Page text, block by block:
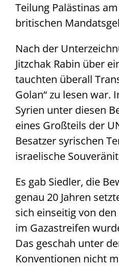
Teilung Palästinas
britischen
Nach der
Jitzchak Rabin über
tauchten überall
Golan“ zu lesen war.
Syrien unter diesen
eines Großteils der
Besatzer syrischen
israelische
Es gab Siedler, die
genau 20 Jahren
sich einseitig von
im Gazastreifen
Das geschah unter
Konventionen nicht